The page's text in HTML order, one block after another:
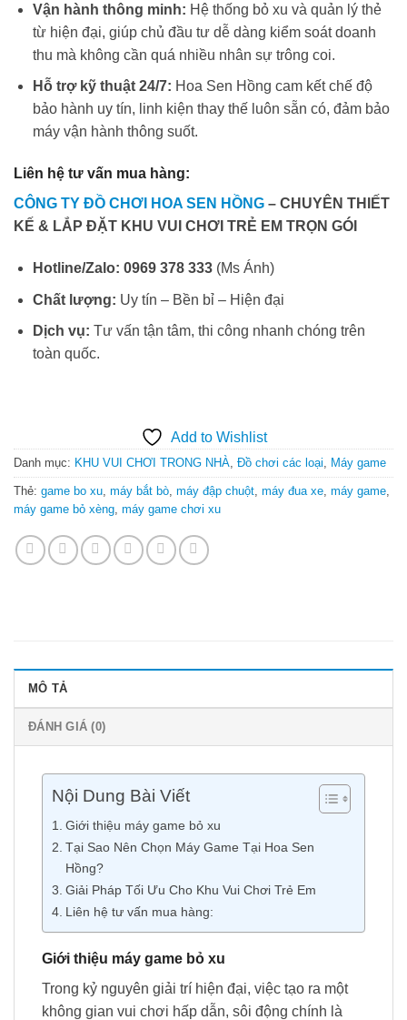
Vận hành thông minh: Hệ thống bỏ xu và quản lý thẻ
từ hiện đại, giúp chủ đầu tư dễ dàng kiểm soát doanh
thu mà không cần quá nhiều nhân sự trông coi.
Hỗ trợ kỹ thuật 24/7: Hoa Sen Hồng cam kết chế độ
bảo hành uy tín, linh kiện thay thế luôn sẵn có, đảm bảo
máy vận hành thông suốt.
Liên hệ tư vấn mua hàng:
CÔNG TY ĐỒ CHƠI HOA SEN HỒNG – CHUYÊN THIẾT
KẾ & LẮP ĐẶT KHU VUI CHƠI TRẺ EM TRỌN GÓI
Hotline/Zalo: 0969 378 333(Ms Ánh)
Chất lượng: Uy tín – Bền bỉ – Hiện đại
Dịch vụ: Tư vấn tận tâm, thi công nhanh chóng trên
toàn quốc.
Add to Wishlist
Danh mục: KHU VUI CHƠI TRONG NHÀ Đồ chơi các loại Máy game
Thẻ: game bo xu máy bắt bò máy đập chuột máy đua xe máy game
máy game bỏ xèng máy game chơi xu
MÔ TẢ
ĐÁNH GIÁ (0)
Nội Dung Bài Viết
Giới thiệu máy game bỏ xu
Tại Sao Nên Chọn Máy Game Tại Hoa Sen
Hồng?
Giải Pháp Tối Ưu Cho Khu Vui Chơi Trẻ Em
Liên hệ tư vấn mua hàng:
Giới thiệu máy game bỏ xu
Trong kỷ nguyên giải trí hiện đại, việc tạo ra một
không gian vui chơi hấp dẫn, sôi động chính là